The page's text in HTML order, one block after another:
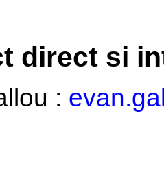
direct si
: